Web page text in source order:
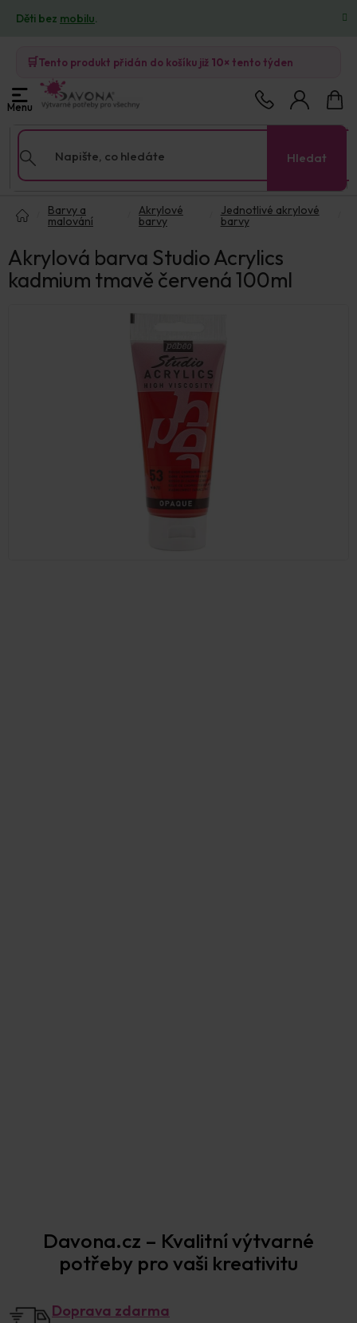
obsah
Děti bez mobilu.
🛒Tento produkt přidán do košíku již 10× tento týden
Hledat
košík
Barvy a
malování
Akrylové
barvy
Jednotlivé akrylové
barvy
Akrylová barva Studio Acrylics
kadmium tmavě červená 100ml
Davona.cz – Kvalitní výtvarné
potřeby pro vaši kreativitu
Doprava zdarma